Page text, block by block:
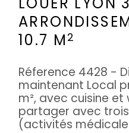
10.7 M 2
Réference 4428 -
maintenant Local
m², avec cuisine
partager avec
(activités